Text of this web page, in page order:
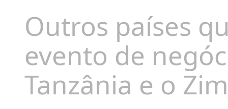
Outros países
evento de
Tanzânia e o